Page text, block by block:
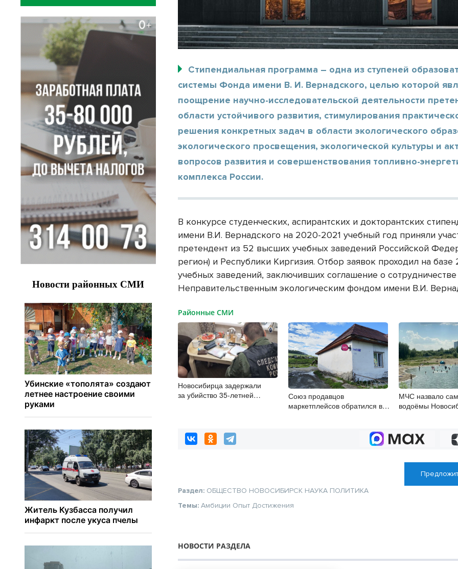
Стипендиальная программа – одна из ступеней
системы Фонда имени В. И. Вернадского, целью которой
поощрение научно-исследовательской деятельности
области устойчивого развития, стимулирования
решения конкретных задач в области экологического
экологического просвещения, экологической культуры и
вопросов развития и совершенствования топливно-
комплекса России.
В конкурсе студенческих, аспирантских и докторантских
имени В.И. Вернадского на 2020-2021 учебный год приняли
претендент из 52 высших учебных заведений Российской
регион) и Республики Киргизия. Отбор заявок проходил на
учебных заведений, заключивших соглашение о сотрудничестве
Неправительственным экологическим фондом имени В.И.
Районные СМИ
Новосибирца задержали
за убийство 35-летней
Союз продавцов
маркетплейсов обратился в
МЧС назвало
водоёмы
Раздел: ОБЩЕСТВО НОВОСИБИРСК НАУКА ПОЛИТИКА
Темы:Амбиции Опыт Достижения
НОВОСТИ РАЗДЕЛА